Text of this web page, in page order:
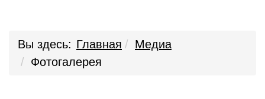
Вы здесь: Главная
Медиа
Фотогалерея